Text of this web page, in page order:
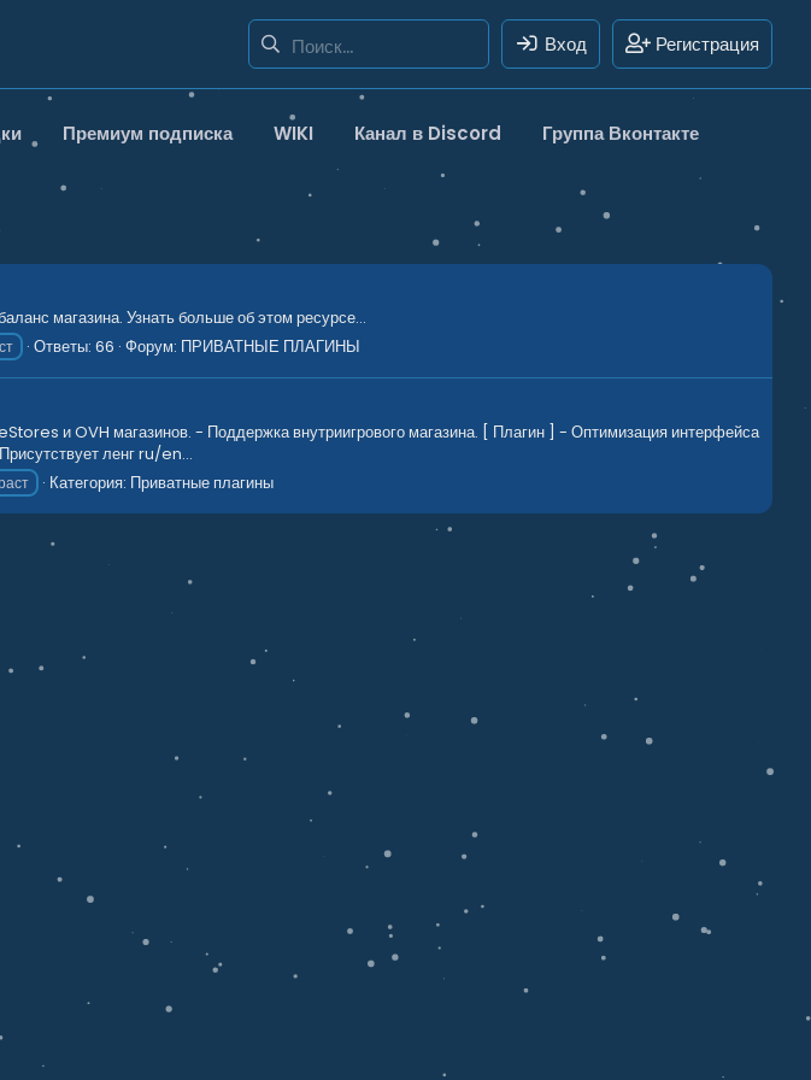
Вход Регистрация
Премиум подписка WIKI Канал в Discord Группа Вконтакте
магазина. Узнать больше об этом ресурсе...
Ответы: 66 Форум: ПРИВАТНЫЕ ПЛАГИНЫ
и OVH магазинов. - Поддержка внутриигрового магазина. [ Плагин ] - Оптимизация интерфейса
ленг ru/en...
Категория: Приватные плагины